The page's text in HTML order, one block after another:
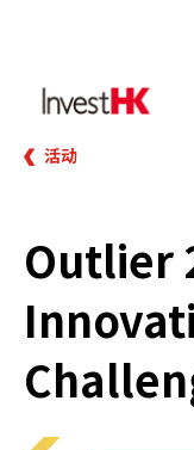
活动
Outlier